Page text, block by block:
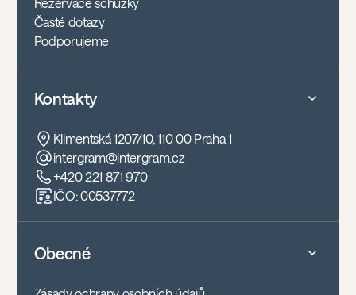
Časté dotazy
Podporujeme
Kontakty
Klimentská 1207/10, 110 00 Praha 1
intergram@intergram.cz
+420 221 871 970
IČO: 00537772
Obecné